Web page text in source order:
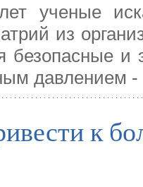
ученые
из
безопасные
давлением -
к